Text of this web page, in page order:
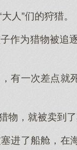
人”们的狩猎。
作为猎物被追
有一次差点就
物，就被卖到了
进了船舱，在